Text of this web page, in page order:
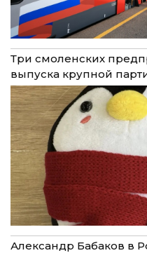
Три смоленских
выпуска крупной
Александр Бабаков в